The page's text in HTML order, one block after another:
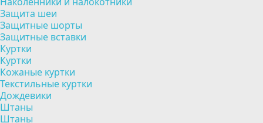
Защита шеи
Защитные шорты
Защитные вставки
Куртки
Куртки
Кожаные куртки
Текстильные куртки
Дождевики
Штаны
Штаны